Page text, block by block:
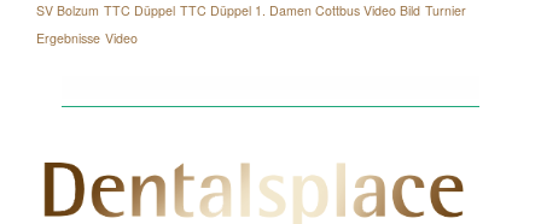
SV Bolzum TTC Düppel TTC Düppel 1. Damen Cottbus Video Bild Turnier
Ergebnisse Video